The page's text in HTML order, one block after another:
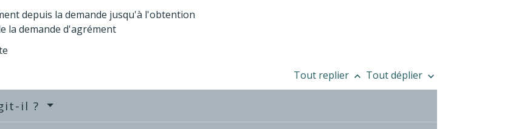
la demande d'agrément
Tout replier keyboard_arrow_up Tout déplier keyboard_arrow_down
il ?